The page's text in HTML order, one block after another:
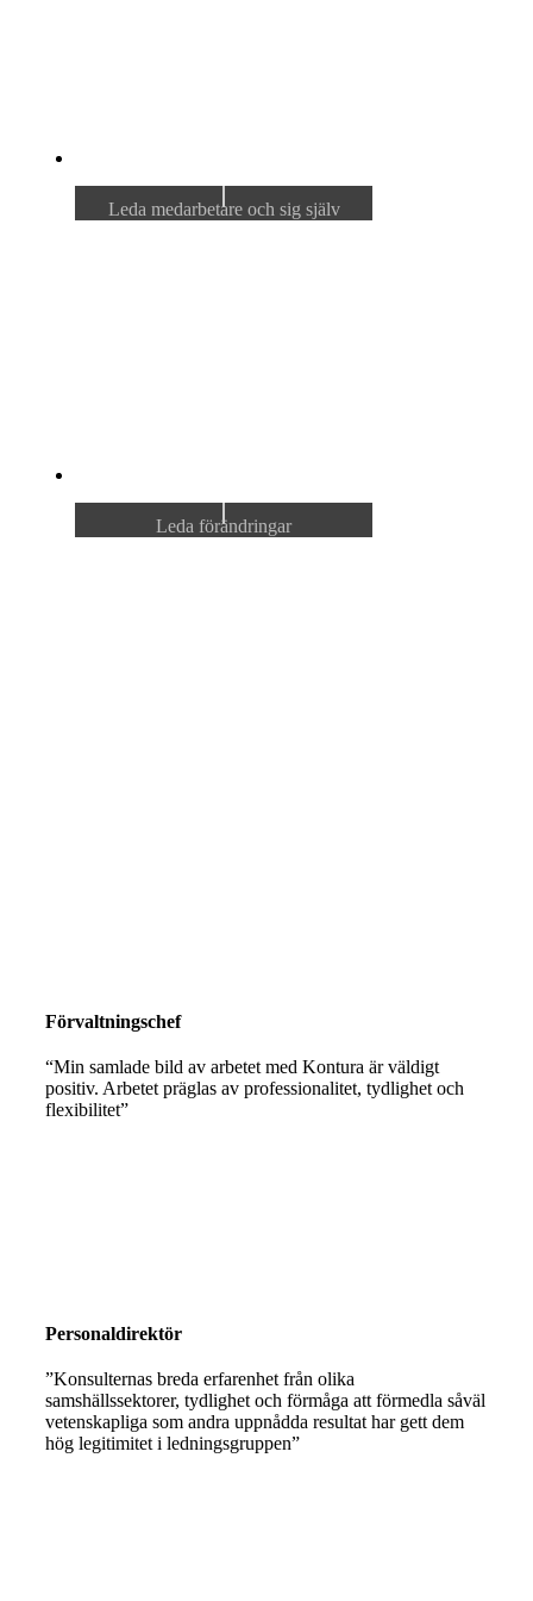
Leda medarbetare och sig själv
Leda förändringar
Förvaltningschef
“Min samlade bild av arbetet med Kontura är väldigt
positiv. Arbetet präglas av professionalitet, tydlighet och
flexibilitet”
Personaldirektör
”Konsulternas breda erfarenhet från olika
samshällssektorer, tydlighet och förmåga att förmedla såväl
vetenskapliga som andra uppnådda resultat har gett dem
hög legitimitet i ledningsgruppen”